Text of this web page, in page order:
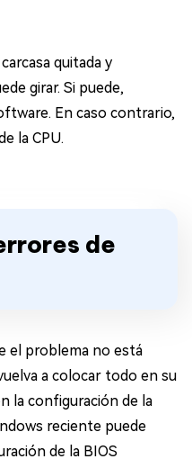
quitada y
girar. Si puede,
En caso contrario,
la CPU.
de
el problema no está
a colocar todo en su
la configuración de la
reciente puede
de la BIOS